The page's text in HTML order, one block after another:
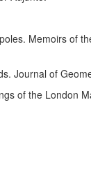
Memoirs of
Journal of
of the London